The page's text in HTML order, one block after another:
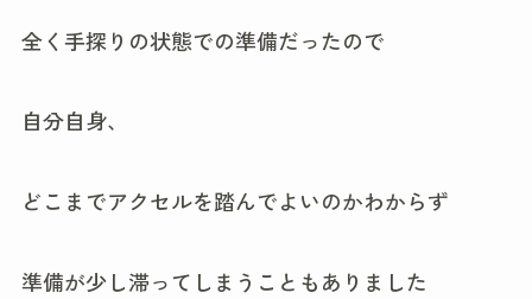
全く手探りの状態での準備だったので
自分自身、
どこまでアクセルを踏んでよいのかわからず
準備が少し滞ってしまうこともありました